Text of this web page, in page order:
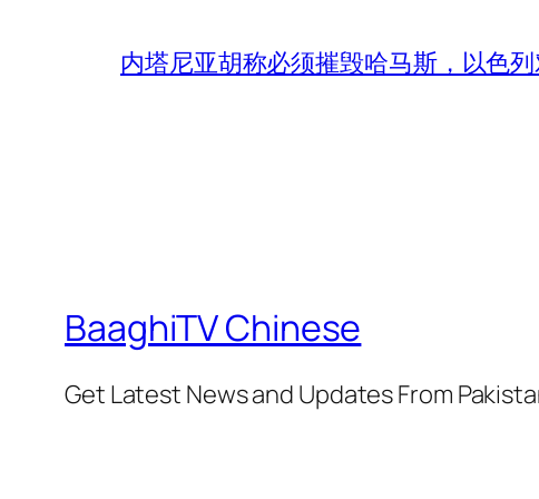
内塔尼亚胡称必须摧毁哈马斯，以色
BaaghiTV Chinese
Get Latest News and Updates From